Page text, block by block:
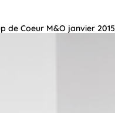
de Coeur M&O janvier